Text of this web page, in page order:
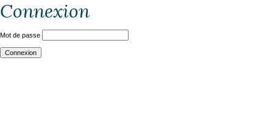
Connexion
Mot de passe